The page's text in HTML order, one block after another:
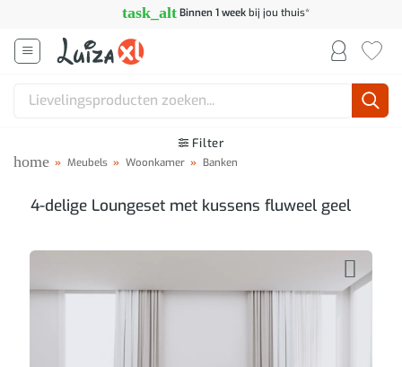
inhoud
task_alt Binnen 1 weekbij jou thuis*
Zoeken
Filter
home » Meubels » Woonkamer » Banken
4-delige Loungeset met kussens fluweel geel